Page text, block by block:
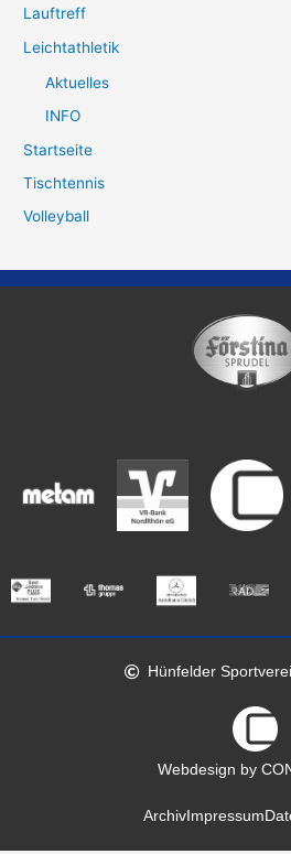
Lauftreff
Leichtathletik
Aktuelles
INFO
Startseite
Tischtennis
Volleyball
Hünfelder
Webdesign by
ArchivImpressum